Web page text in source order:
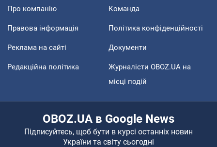
Про компанію Команда
Правова інформація Політика конфіденційності
Реклама на сайті Документи
Редакційна політика
Журналісти OBOZ.UA на
місці подій
OBOZ.UA в Google News
Підписуйтесь, щоб бути в курсі останніх новин
України та світу сьогодні